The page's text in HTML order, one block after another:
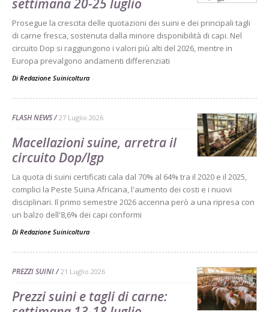
settimana 20-25 luglio
Prosegue la crescita delle quotazioni dei suini e dei principali tagli
di carne fresca, sostenuta dalla minore disponibilità di capi. Nel
circuito Dop si raggiungono i valori più alti del 2026, mentre in
Europa prevalgono andamenti differenziati
Di Redazione Suinicoltura -
FLASH NEWS 27 Luglio 2026
Macellazioni suine, arretra il
circuito Dop/Igp
La quota di suini certificati cala dal 70% al 64% tra il 2020 e il 2025,
complici la Peste Suina Africana, l'aumento dei costi e i nuovi
disciplinari. Il primo semestre 2026 accenna però a una ripresa con
un balzo dell'8,6% dei capi conformi
Di Redazione Suinicoltura -
PREZZI SUINI 21 Luglio 2026
Prezzi suini e tagli di carne: